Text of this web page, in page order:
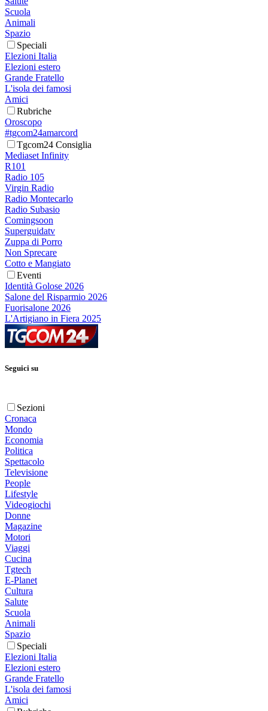
Scuola
Animali
Spazio
Speciali
Elezioni Italia
Elezioni estero
Grande Fratello
L'isola dei famosi
Amici
Rubriche
Oroscopo
#tgcom24amarcord
Tgcom24 Consiglia
Mediaset Infinity
R101
Radio 105
Virgin Radio
Radio Montecarlo
Radio Subasio
Comingsoon
Superguidatv
Zuppa di Porro
Non Sprecare
Cotto e Mangiato
Eventi
Identità Golose 2026
Salone del Risparmio 2026
Fuorisalone 2026
L'Artigiano in Fiera 2025
Seguici su
Sezioni
Cronaca
Mondo
Economia
Politica
Spettacolo
Televisione
People
Lifestyle
Videogiochi
Donne
Magazine
Motori
Viaggi
Cucina
Tgtech
E-Planet
Cultura
Salute
Scuola
Animali
Spazio
Speciali
Elezioni Italia
Elezioni estero
Grande Fratello
L'isola dei famosi
Amici